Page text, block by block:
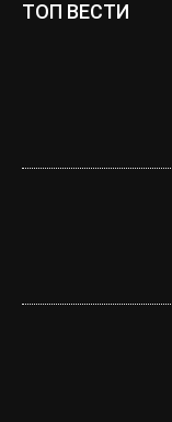
ТОП ВЕСТИ